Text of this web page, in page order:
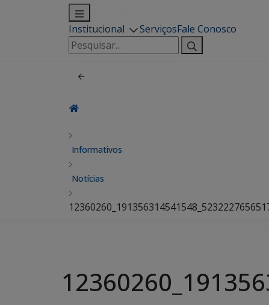
Institucional ServiçosFale Conosco
Pesquisar
por:
Informativos
Notícias